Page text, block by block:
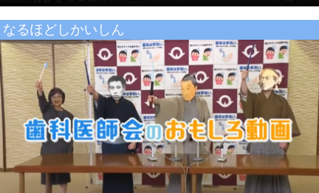
なるほどしかいしん